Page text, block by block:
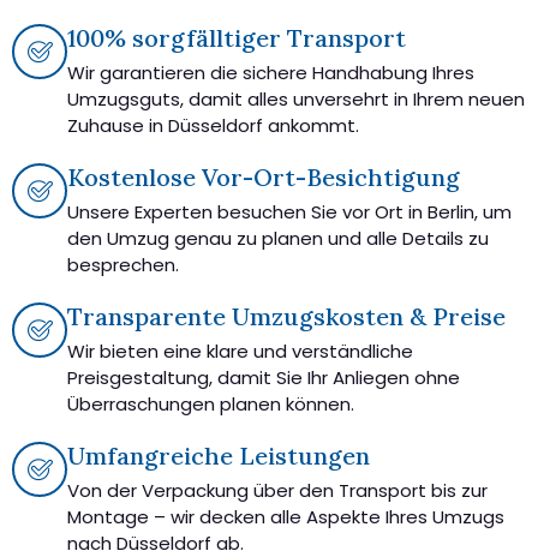
100% sorgfälltiger Transport
Wir garantieren die sichere Handhabung Ihres
Umzugsguts, damit alles unversehrt in Ihrem neuen
Zuhause in Düsseldorf ankommt.
Kostenlose Vor-Ort-Besichtigung
Unsere Experten besuchen Sie vor Ort in Berlin, um
den Umzug genau zu planen und alle Details zu
besprechen.
Transparente Umzugskosten & Preise
Wir bieten eine klare und verständliche
Preisgestaltung, damit Sie Ihr Anliegen ohne
Überraschungen planen können.
Umfangreiche Leistungen
Von der Verpackung über den Transport bis zur
Montage – wir decken alle Aspekte Ihres Umzugs
nach Düsseldorf ab.